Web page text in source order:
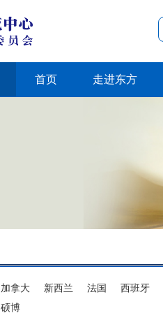
首页 走进东方
加拿大 新西兰 法国 西班牙
硕博